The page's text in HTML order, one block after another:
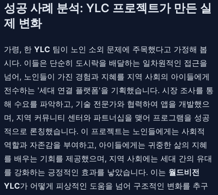
성공 사례 분석: YLC 프로젝트가 만든 실
제 변화
가령, 한 YLC 팀이 노인 소외 문제에 주목했다고 가정해 봅
시다. 이들은 단순히 도시락을 배달하는 일차원적인 접근을
넘어, 노인들이 가진 경험과 지혜를 지역 사회의 아이들에게
전수하는 '세대 연결 플랫폼'을 기획했습니다. 시장 조사를 통
해 수요를 파악하고, 기술 전문가와 협력하여 앱을 개발했으
며, 지역 커뮤니티 센터와 파트너십을 맺어 프로그램을 성공
적으로 론칭했습니다. 이 프로젝트는 노인들에게는 사회적
역할과 자존감을 부여하고, 아이들에게는 귀중한 삶의 지혜
를 배우는 기회를 제공했으며, 지역 사회에는 세대 간의 유대
를 강화하는 긍정적인 효과를 낳았습니다. 이는 월드비전
YLC가 어떻게 피상적인 도움을 넘어 구조적인 변화를 추구